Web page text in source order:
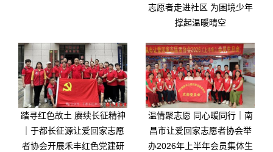
志愿者走进社区 为困境少年
撑起温暖晴空
踏寻红色故土 赓续长征精神
｜于都长征源让爱回家志愿
者协会开展禾丰红色党建研
温情聚志愿 同心暖同行｜南
昌市让爱回家志愿者协会举
办2026年上半年会员集体生